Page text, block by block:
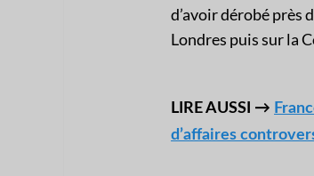
d’avoir dérobé près
Londres puis sur la
LIRE AUSSI →
d’affaires